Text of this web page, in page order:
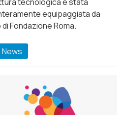
equipaggiata da
Fondazione Roma.
News